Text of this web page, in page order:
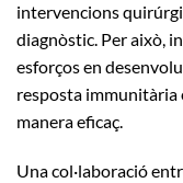
intervencions
diagnòstic. Per això,
esforços en
resposta
manera eficaç.
Una col·laboració